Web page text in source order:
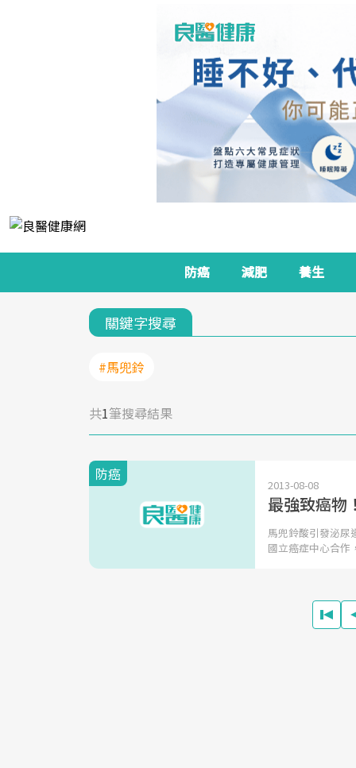
防癌 減肥 養生
關鍵字搜尋
#馬兜鈴
共1筆搜尋結果
防癌
2013-08-08
最強致癌物
馬兜鈴酸引發泌尿
國立癌症中心合作